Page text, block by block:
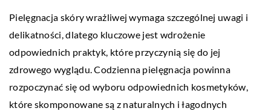
Pielęgnacja skóry wrażliwej wymaga szczególnej uwagi i
delikatności, dlatego kluczowe jest wdrożenie
odpowiednich praktyk, które przyczynią się do jej
zdrowego wyglądu. Codzienna pielęgnacja powinna
rozpoczynać się od wyboru odpowiednich kosmetyków,
które skomponowane są z naturalnych i łagodnych